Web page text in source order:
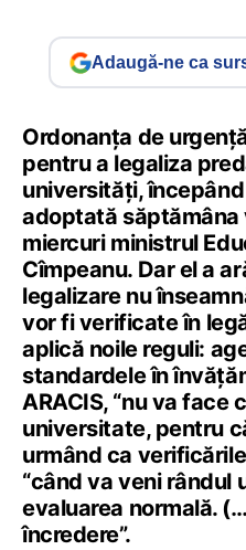
Adaugă-ne ca
Ordonanța de
pentru a legaliza
universități,
adoptată săptămâna
miercuri ministrul
Cîmpeanu. Dar el a
legalizare nu
vor fi verificate în
aplică noile reguli:
standardele în
ARACIS, “nu va face
universitate, pentru
urmând ca
“când va veni rândul
evaluarea normală.
încredere”.